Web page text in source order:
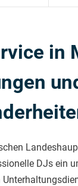
in
DJs ein